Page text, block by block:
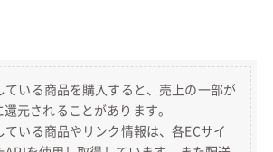
いる商品を購入すると、売上の一部が
元されることがあります。
いる商品やリンク情報は、各ECサイ